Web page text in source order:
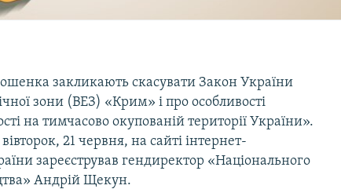
закликають скасувати Закон України
зони (ВЕЗ) «Крим» і про особливості
на тимчасово окупованій території України».
21 червня, на сайті інтернет-
зареєстрував гендиректор «Національного
Андрій Щекун.